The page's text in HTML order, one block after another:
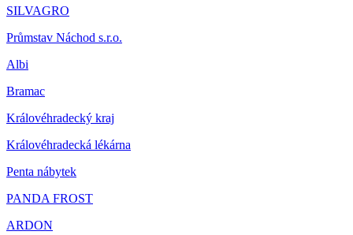
SILVAGRO
Průmstav Náchod s.r.o.
Albi
Bramac
Královéhradecký kraj
Královéhradecká lékárna
Penta nábytek
PANDA FROST
ARDON